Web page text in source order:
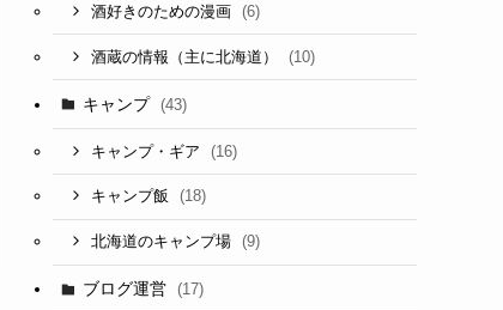
酒好きのための漫画 (6)
酒蔵の情報（主に北海道） (10)
キャンプ (43)
キャンプ・ギア (16)
キャンプ飯 (18)
北海道のキャンプ場 (9)
ブログ運営 (17)